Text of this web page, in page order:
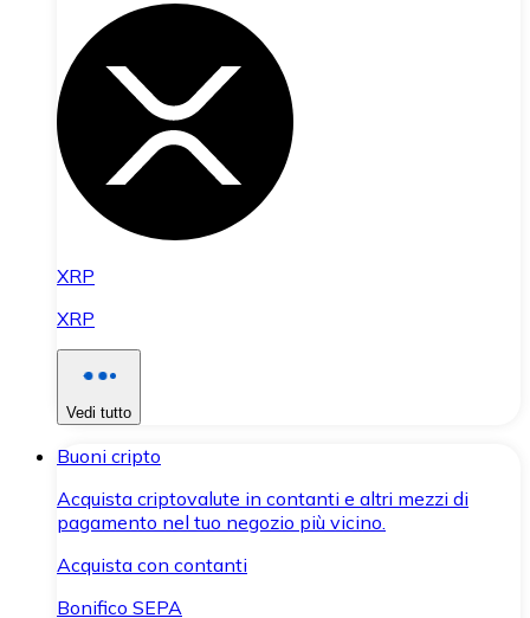
XRP
XRP
Vedi tutto
Buoni cripto
Acquista criptovalute in contanti e altri mezzi di
pagamento nel tuo negozio più vicino.
Acquista con contanti
Bonifico SEPA